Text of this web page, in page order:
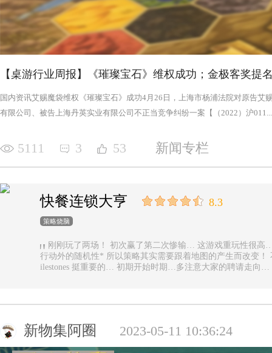
【桌游行业周报】《璀璨宝石》维权成功；金极客奖提
国内资讯艾赐魔袋维权《璀璨宝石》成功4月26日，上海市杨浦法院对原告艾
有限公司、被告上海丹英实业有限公司不正当竞争纠纷一案【（2022）沪011...
5111 3 53 新闻专栏
快餐连锁大亨 8.3
策略烧脑
刚刚玩了两场！ 初次赢了第二次惨输… 这游戏重玩性很高… 主要是唯一的随机性是地图… 除了玩家
行动外的随机性* 所以策略其实需要跟着地图的产生而改变！ 不能一直使用一样的科技书！ 然后记得m
ilestones 挺重要的… 初期开始时期…多注意大家的聘请走向
新物集阿圈 2023-05-11 10:36:24